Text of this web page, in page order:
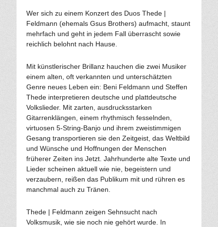
Wer sich zu einem Konzert des Duos Thede |
Feldmann (ehemals Gsus Brothers) aufmacht, staunt
mehrfach und geht in jedem Fall überrascht sowie
reichlich belohnt nach Hause.
Mit künstlerischer Brillanz hauchen die zwei Musiker
einem alten, oft verkannten und unterschätzten
Genre neues Leben ein: Beni Feldmann und Steffen
Thede interpretieren deutsche und plattdeutsche
Volkslieder. Mit zarten, ausdrucksstarken
Gitarrenklängen, einem rhythmisch fesselnden,
virtuosen 5-String-Banjo und ihrem zweistimmigen
Gesang transportieren sie den Zeitgeist, das Weltbild
und Wünsche und Hoffnungen der Menschen
früherer Zeiten ins Jetzt. Jahrhunderte alte Texte und
Lieder scheinen aktuell wie nie, begeistern und
verzaubern, reißen das Publikum mit und rühren es
manchmal auch zu Tränen.
Thede | Feldmann zeigen Sehnsucht nach
Volksmusik, wie sie noch nie gehört wurde. In